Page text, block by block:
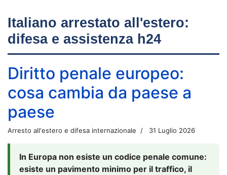
Italiano arrestato all'estero:
difesa e assistenza h24
Diritto penale europeo:
cosa cambia da paese a
paese
Arresto all'estero e difesa internazionale 31 Luglio 2026
In Europa non esiste un codice penale comune:
esiste un pavimento minimo per il traffico, il